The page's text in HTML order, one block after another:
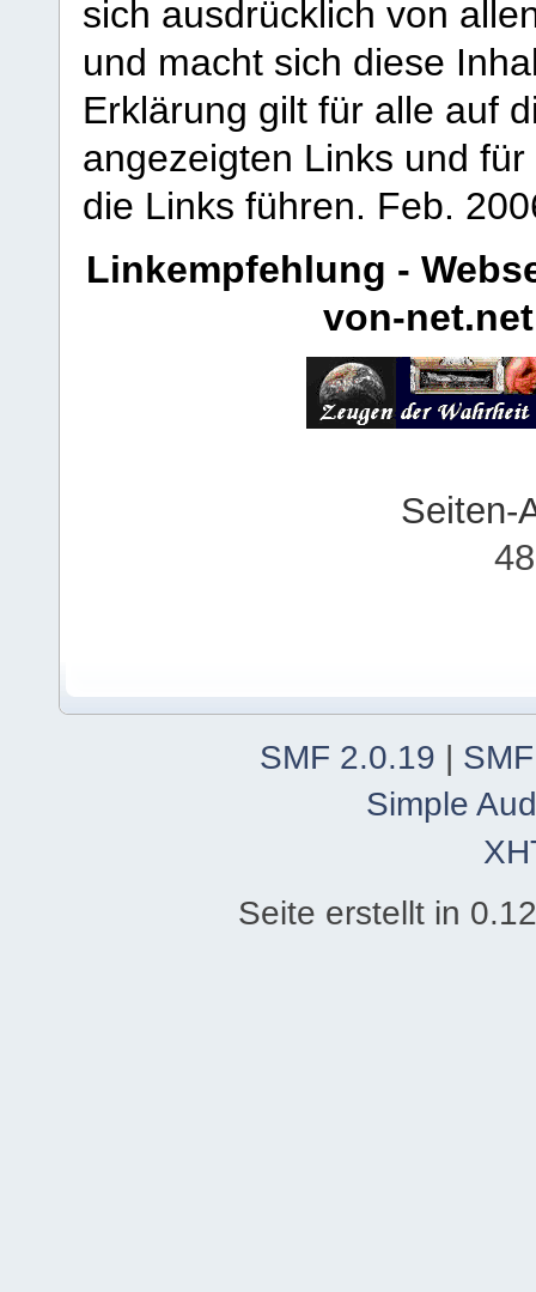
sich ausdrücklich von
und macht sich diese
Erklärung gilt für alle auf
angezeigten Links und
die Links führen. Feb.
Linkempfehlung -
von-net.net
Seiten-
SMF 2.0.19 |
Simple
Seite erstellt in